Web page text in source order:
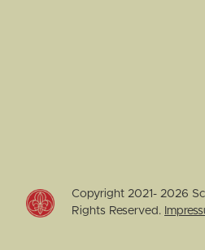
Copyright 2021- 2026
Rights Reserved.